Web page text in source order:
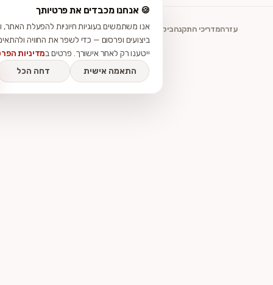
🍪 אנחנו מכבדים את פרטיותך
אנו משתמשים בעוגיות חיוניות להפעלת האתר, ובעוגיות
ביצועים ופרסום — כדי לשפר את החוויה ולהתאים תוכן. עוגיות
ייטענו רק לאחר אישורך. פרטים במדיניות הפרטיות.
התאמה אישית
דחה הכל אשר
מדריכי התקנהביקורות תנאי שימוש פרטיותנגישותצור קשר